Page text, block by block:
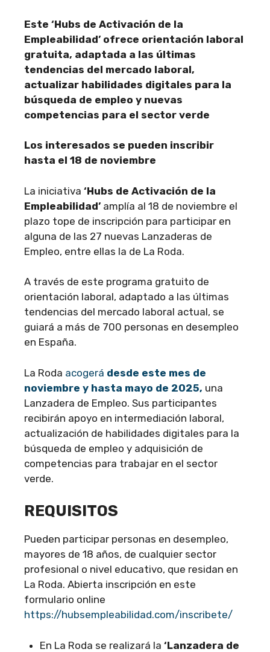
Este ‘Hubs de Activación de la
Empleabilidad’ ofrece orientación laboral
gratuita, adaptada a las últimas
tendencias del mercado laboral,
actualizar habilidades digitales para la
búsqueda de empleo y nuevas
competencias para el sector verde
Los interesados se pueden inscribir
hasta el 18 de noviembre
La iniciativa ‘Hubs de Activación de la
Empleabilidad’ amplía al 18 de noviembre el
plazo tope de inscripción para participar en
alguna de las 27 nuevas Lanzaderas de
Empleo, entre ellas la de La Roda.
A través de este programa gratuito de
orientación laboral, adaptado a las últimas
tendencias del mercado laboral actual, se
guiará a más de 700 personas en desempleo
en España.
La Roda acogerá desde este mes de
noviembre y hasta mayo de 2025, una
Lanzadera de Empleo. Sus participantes
recibirán apoyo en intermediación laboral,
actualización de habilidades digitales para la
búsqueda de empleo y adquisición de
competencias para trabajar en el sector
verde.
REQUISITOS
Pueden participar personas en desempleo,
mayores de 18 años, de cualquier sector
profesional o nivel educativo, que residan en
La Roda. Abierta inscripción en este
formulario online
https://hubsempleabilidad.com/inscribete/
En La Roda se realizará la ‘Lanzadera de